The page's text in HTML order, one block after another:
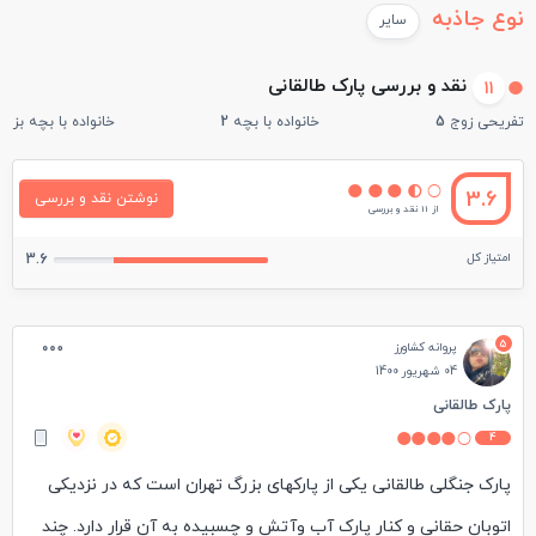
نوع جاذبه سایر
11 نقد و بررسی پارک طالقانی
تفریحی زوج 5 خانواده با بچه 2 خانواده با بچه
3.6 از 11 نقد و بررسی
نوشتن نقد و بررسی
امتیاز کل 3.6
5
پروانه کشاورز
04 شهریور 1400
پارک طالقانی
4
پارک جنگلی طالقانی یکی از پارکهای بزرگ تهران است که در نزدیکی
اتوبان حقانی و کنار پارک آب وآتش و چسبیده به آن قرار دارد. چند